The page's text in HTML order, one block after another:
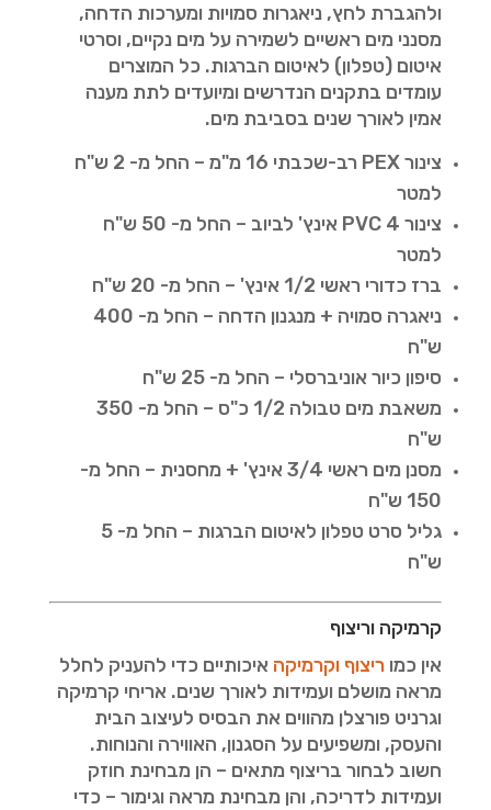
ולהגברת לחץ, ניאגרות סמויות ומערכות הדחה,
מסנני מים ראשיים לשמירה על מים נקיים, וסרטי
איטום (טפלון) לאיטום הברגות. כל המוצרים
עומדים בתקנים הנדרשים ומיועדים לתת מענה
אמין לאורך שנים בסביבת מים.
צינור PEX רב-שכבתי 16 מ"מ – החל מ- 2 ש"ח
למטר
צינור PVC 4 אינץ' לביוב – החל מ- 50 ש"ח
למטר
ברז כדורי ראשי 1/2 אינץ' – החל מ- 20 ש"ח
ניאגרה סמויה + מנגנון הדחה – החל מ- 400
ש"ח
סיפון כיור אוניברסלי – החל מ- 25 ש"ח
משאבת מים טבולה 1/2 כ"ס – החל מ- 350
ש"ח
מסנן מים ראשי 3/4 אינץ' + מחסנית – החל מ-
150 ש"ח
גליל סרט טפלון לאיטום הברגות – החל מ- 5
ש"ח
קרמיקה וריצוף
אין כמו ריצוף וקרמיקה איכותיים כדי להעניק לחלל
מראה מושלם ועמידות לאורך שנים. אריחי קרמיקה
וגרניט פורצלן מהווים את הבסיס לעיצוב הבית
והעסק, ומשפיעים על הסגנון, האווירה והנוחות.
חשוב לבחור בריצוף מתאים – הן מבחינת חוזק
ועמידות לדריכה, והן מבחינת מראה וגימור – כדי